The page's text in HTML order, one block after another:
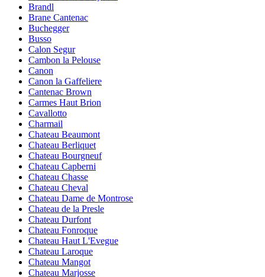
Brandl
Brane Cantenac
Buchegger
Busso
Calon Segur
Cambon la Pelouse
Canon
Canon la Gaffeliere
Cantenac Brown
Carmes Haut Brion
Cavallotto
Charmail
Chateau Beaumont
Chateau Berliquet
Chateau Bourgneuf
Chateau Capberni
Chateau Chasse
Chateau Cheval
Chateau Dame de Montrose
Chateau de la Presle
Chateau Durfont
Chateau Fonroque
Chateau Haut L'Evegue
Chateau Laroque
Chateau Mangot
Chateau Marjosse